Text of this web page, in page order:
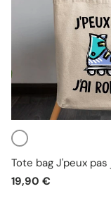
Blanc
Tote bag J'peux
19,90 €